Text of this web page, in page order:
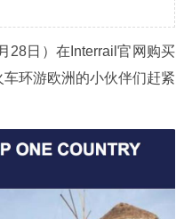
28日）在Interrail官网购买
环游欧洲的小伙伴们赶紧